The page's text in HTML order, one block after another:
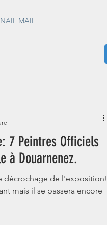
MAIL
7 Peintres Officiels
à Douarnenez.
décrochage de l'exposition!
mais il se passera encore